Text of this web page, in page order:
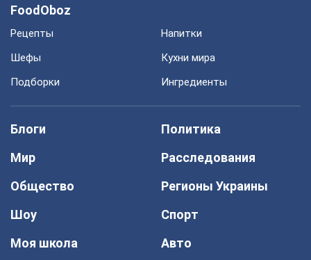
FoodOboz
Рецепты
Напитки
Шефы
Кухни мира
Подборки
Ингредиенты
Блоги
Политика
Мир
Расследования
Общество
Регионы Украины
Шоу
Спорт
Моя школа
Авто